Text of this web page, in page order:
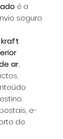
é a
seguro
ar,
e-
de